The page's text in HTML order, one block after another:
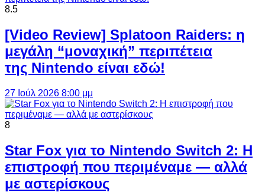
8.5
[Video Review] Splatoon Raiders: η
μεγάλη “μοναχική” περιπέτεια
της Nintendo είναι εδώ!
27 Ιούλ 2026 8:00 μμ
8
Star Fox για το Nintendo Switch 2: Η
επιστροφή που περιμέναμε — αλλά
με αστερίσκους